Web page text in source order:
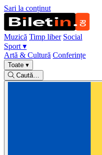
Sari la conținut
Muzică Timp liber Social
Sport ▾
Artă & Cultură Conferințe
Toate ▾
Caută…